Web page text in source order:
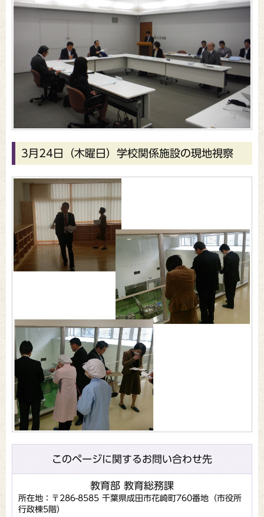
3月24日（木曜日）学校関係施設の現地視察
このページに関するお問い合わせ先
教育部 教育総務課
所在地：〒286-8585 千葉県成田市花崎町760番地（市役所
行政棟5階）